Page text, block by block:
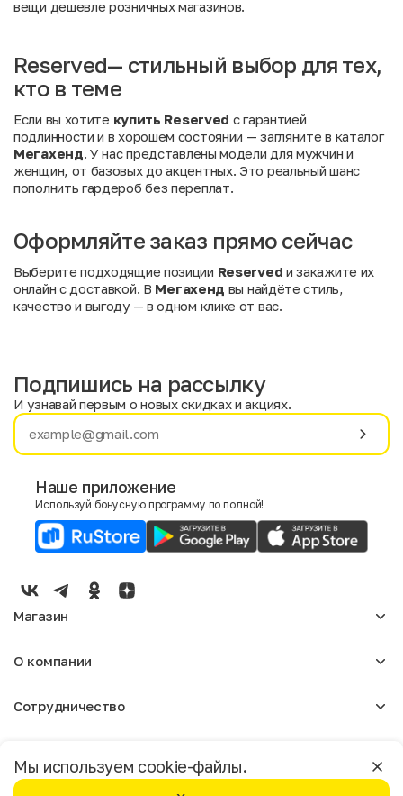
вещи дешевле розничных магазинов.
Reserved— стильный выбор для тех,
кто в теме
Если вы хотите купить Reserved с гарантией
подлинности и в хорошем состоянии — загляните в каталог
Мегахенд. У нас представлены модели для мужчин и
женщин, от базовых до акцентных. Это реальный шанс
пополнить гардероб без переплат.
Оформляйте заказ прямо сейчас
Выберите подходящие позиции Reserved и закажите их
онлайн с доставкой. В Мегахенд вы найдёте стиль,
качество и выгоду — в одном клике от вас.
Имя
E-mail
Мужской
Женский
Мы используем cookie-файлы.
Москва
Подпишись на рассылку
И узнавай первым о новых скидках и акциях.
Наше приложение
Используй бонусную программу по полной!
Магазин
Мужское
О компании
Отзывы
Магазины
Сотрудничество
Реклама
Доставка и оплата
Бонусная программа